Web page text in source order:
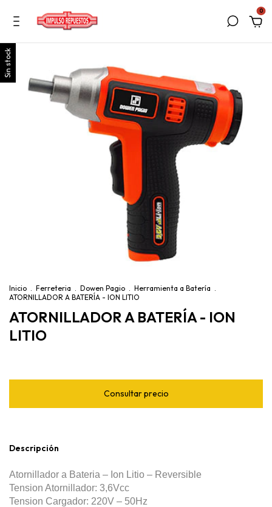
0
Sin stock
Inicio Ferreteria Dowen Pagio Herramienta a Batería
ATORNILLADOR A BATERÍA - ION LITIO
ATORNILLADOR A BATERÍA - ION
LITIO
Descripción
Atornillador a Bateria – Ion Litio – Reversible
Tension Atornillador: 3,6Vcc
Tension Cargador: 220V – 50Hz